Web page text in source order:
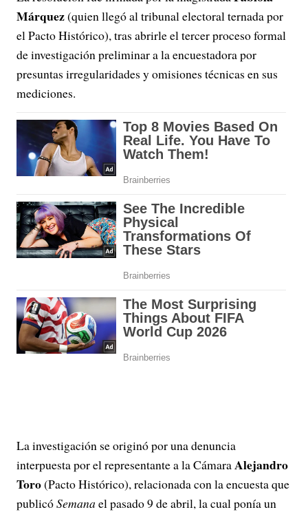
Márquez(quien llegó al tribunal electoral ternada por
el Pacto Histórico), tras abrirle el tercer proceso formal
de investigación preliminar a la encuestadora por
presuntas irregularidades y omisiones técnicas en sus
mediciones.
La investigación se originó por una denuncia
interpuesta por el representante a la CámaraAlejandro
Toro(Pacto Histórico), relacionada con la encuesta que
publicóSemanael pasado 9 de abril, la cual ponía un